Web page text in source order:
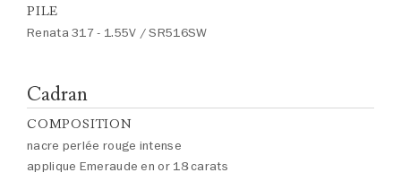
PILE
Renata 317 - 1.55V / SR516SW
Cadran
COMPOSITION
nacre perlée rouge intense
applique Emeraude en or 18 carats